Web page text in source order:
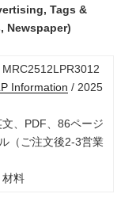
Tags &
Newspaper)
Information / 2025
、PDF、86ページ
（ご注文後2-3営業
材料